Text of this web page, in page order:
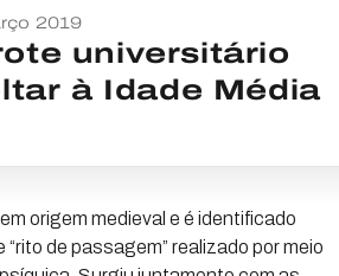
2019
universitário
à Idade Média
origem medieval e é identificado
de passagem” realizado por meio